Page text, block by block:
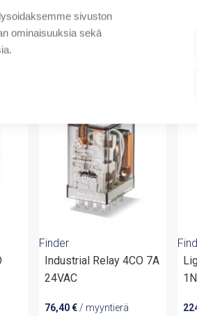
sivuston
ominaisuuksia sekä
Liitteet
Finder
Industrial Relay 4CO 7A
24VAC
76,40€ / myyntierä